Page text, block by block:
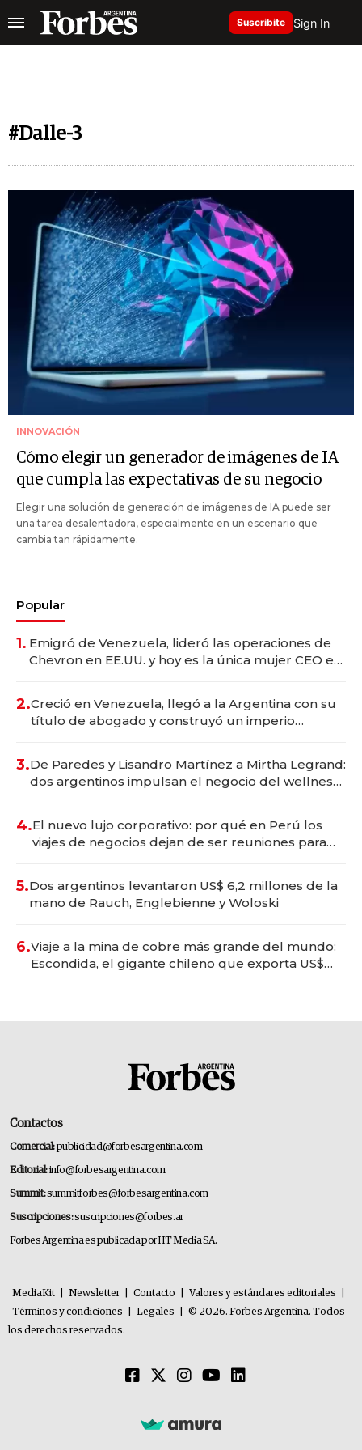
Suscribite Sign In
#Dalle-3
INNOVACIÓN
Cómo elegir un generador de imágenes de IA
que cumpla las expectativas de su negocio
Elegir una solución de generación de imágenes de IA puede ser
una tarea desalentadora, especialmente en un escenario que
cambia tan rápidamente.
Popular
1. Emigró de Venezuela, lideró las operaciones de
Chevron en EE.UU. y hoy es la única mujer CEO en
2.Creció en Venezuela, llegó a la Argentina con su
título de abogado y construyó un imperio
3.De Paredes y Lisandro Martínez a Mirtha Legrand:
dos argentinos impulsan el negocio del wellness
4.El nuevo lujo corporativo: por qué en Perú los
viajes de negocios dejan de ser reuniones para
5.Dos argentinos levantaron US$ 6,2 millones de la
mano de Rauch, Englebienne y Woloski
6.Viaje a la mina de cobre más grande del mundo:
Escondida, el gigante chileno que exporta US$
Contactos
Comercial:publicidad@forbesargentina.com
Editorial:info@forbesargentina.com
Summit:summitforbes@forbesargentina.com
Suscripciones:suscripciones@forbes.ar
Forbes Argentina es publicada por HT Media SA.
MediaKit Newsletter Contacto Valores y estándares editoriales
Términos y condiciones
Legales
© 2026. Forbes Argentina. Todos
los derechos reservados.